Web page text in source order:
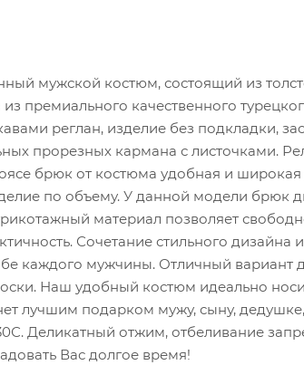
мужской костюм, состоящий из
премиального качественного
реглан, изделие без подкладки,
прорезных кармана с листочками.
брюк от костюма удобная и
по объему. У данной модели брюк
материал позволяет
Сочетание стильного дизайна
каждого мужчины. Отличный вариант
Наш удобный костюм идеально
лучшим подарком мужу, сыну,
Деликатный отжим, отбеливание
Вас долгое время!